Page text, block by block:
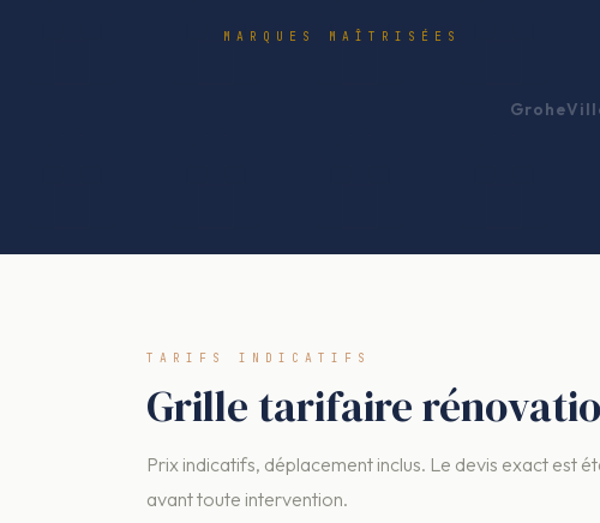
MARQUES MAÎTRISÉES
Grohe
TARIFS INDICATIFS
Grille tarifaire
Prix indicatifs, déplacement inclus. Le devis exact est
avant toute intervention.